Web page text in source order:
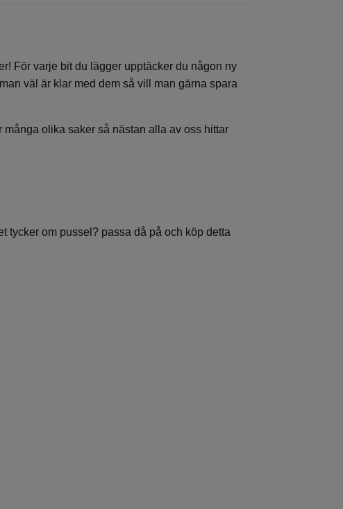
För varje bit du lägger upptäcker du någon ny
väl är klar med dem så vill man gärna spara
olika saker så nästan alla av oss hittar
tycker om pussel? passa då på och köp detta